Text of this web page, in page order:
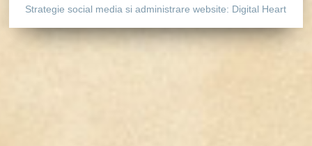
Strategie social media si administrare website: Digital Heart